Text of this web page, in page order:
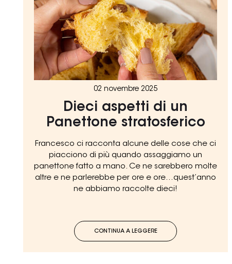
02 novembre 2025
Dieci aspetti di un
Panettone stratosferico
Francesco ci racconta alcune delle cose che ci
piacciono di più quando assaggiamo un
panettone fatto a mano. Ce ne sarebbero molte
altre e ne parlerebbe per ore e ore...quest’anno
ne abbiamo raccolte dieci!
CONTINUA A LEGGERE